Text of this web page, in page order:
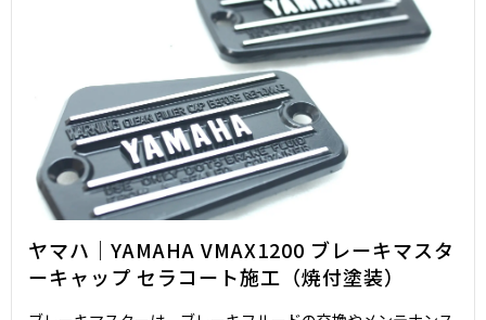
ヤマハ｜YAMAHA VMAX1200 ブレーキマスタ
ーキャップ セラコート施工（焼付塗装）